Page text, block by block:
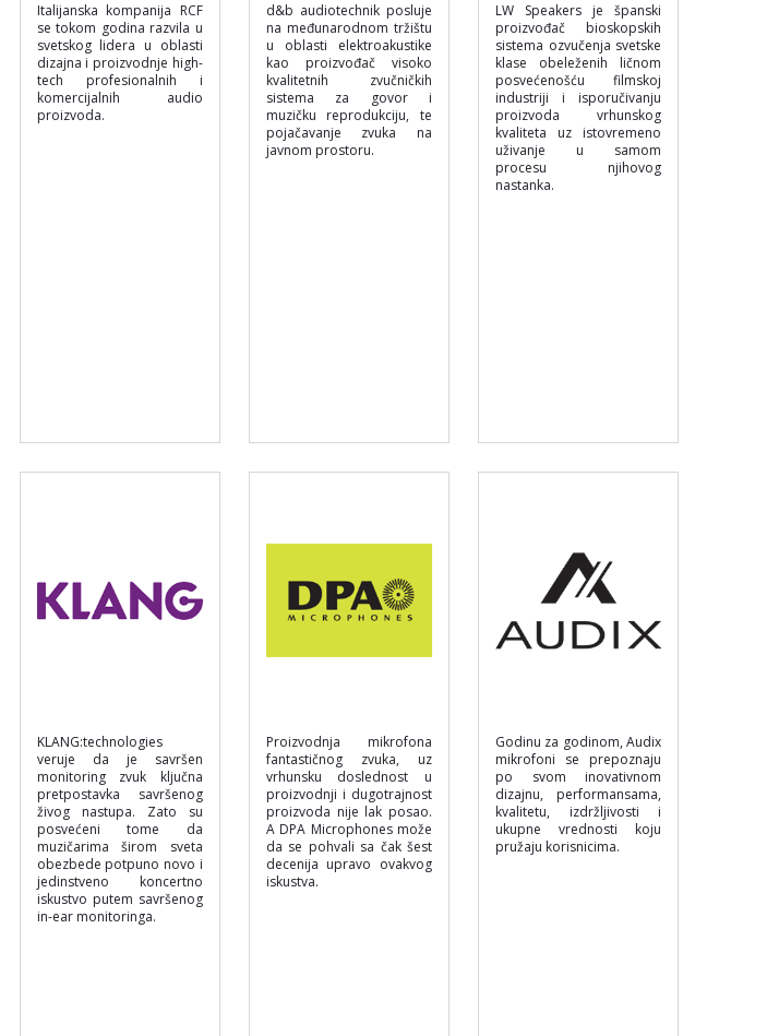
Italijanska kompanija RCF
se tokom godina razvila u
svetskog lidera u oblasti
dizajna i proizvodnje high-
tech profesionalnih i
komercijalnih audio
proizvoda.
d&b audiotechnik posluje
na međunarodnom tržištu
u oblasti elektroakustike
kao proizvođač visoko
kvalitetnih zvučničkih
sistema za govor i
muzičku reprodukciju, te
pojačavanje zvuka na
javnom prostoru.
LW Speakers je španski
proizvođač bioskopskih
sistema ozvučenja svetske
klase obeleženih ličnom
posvećenošću filmskoj
industriji i isporučivanju
proizvoda vrhunskog
kvaliteta uz istovremeno
uživanje u samom
procesu njihovog
nastanka.
KLANG:technologies
veruje da je savršen
monitoring zvuk ključna
pretpostavka savršenog
živog nastupa. Zato su
posvećeni tome da
muzičarima širom sveta
obezbede potpuno novo i
jedinstveno koncertno
iskustvo putem savršenog
in-ear monitoringa.
Proizvodnja mikrofona
fantastičnog zvuka, uz
vrhunsku doslednost u
proizvodnji i dugotrajnost
proizvoda nije lak posao.
A DPA Microphones može
da se pohvali sa čak šest
decenija upravo ovakvog
iskustva.
Godinu za godinom, Audix
mikrofoni se prepoznaju
po svom inovativnom
dizajnu, performansama,
kvalitetu, izdržljivosti i
ukupne vrednosti koju
pružaju korisnicima.